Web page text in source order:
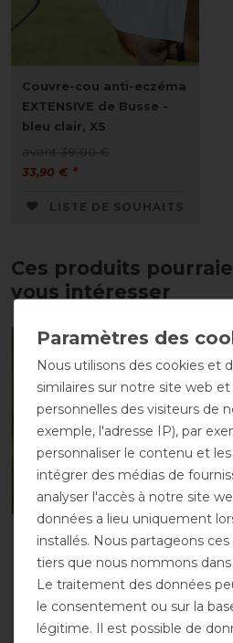
Couvre-cou anti-eczéma
EXTENSIVE de Busse -
bleu clair, XS
avant 39,00 €
33,90 € *
LISTE DE SOUHAITS
Ces produits
vous intéresser
-13%
Masque anti-mouches
FLY COVER FRANSEN de
avant 19,85 €
Nous utilisons des cookies et
similaires sur notre site web
personnelles des visiteurs de
exemple, l'adresse IP), par
personnaliser le contenu et
intégrer des médias de
analyser l'accès à notre site
données a lieu uniquement
installés. Nous partageons
tiers que nous nommons
Le traitement des données
le consentement ou sur la
légitime. Il est possible de